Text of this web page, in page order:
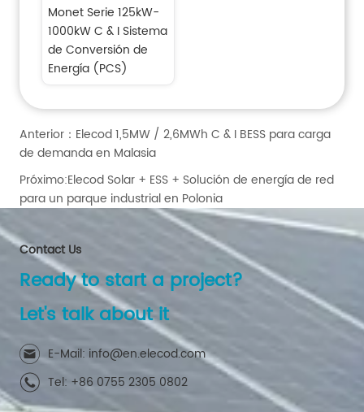
Monet Serie 125kW-
1000kW C & I Sistema
de Conversión de
Energía (PCS)
Anterior： Elecod 1,5MW / 2,6MWh C & I BESS para carga
de demanda en Malasia
Próximo:Elecod Solar + ESS + Solución de energía de red
para un parque industrial en Polonia
Contact Us
Ready to start a project?
Let's talk about it
E-Mail: info@en.elecod.com
Tel: +86 0755 2305 0802